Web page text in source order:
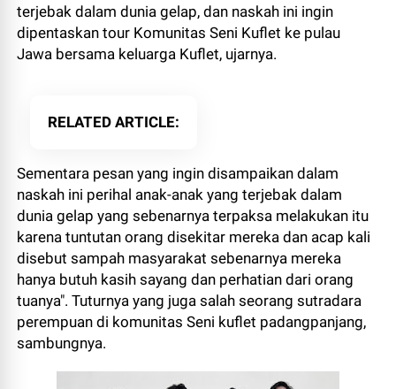
terjebak dalam dunia gelap, dan naskah ini ingin
dipentaskan tour Komunitas Seni Kuflet ke pulau
Jawa bersama keluarga Kuflet, ujarnya.
RELATED ARTICLE
Sementara pesan yang ingin disampaikan dalam
naskah ini perihal anak-anak yang terjebak dalam
dunia gelap yang sebenarnya terpaksa melakukan itu
karena tuntutan orang disekitar mereka dan acap kali
disebut sampah masyarakat sebenarnya mereka
hanya butuh kasih sayang dan perhatian dari orang
tuanya". Tuturnya yang juga salah seorang sutradara
perempuan di komunitas Seni kuflet padangpanjang,
sambungnya.